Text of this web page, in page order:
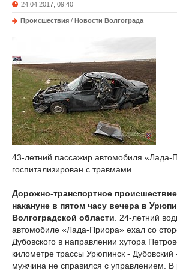
24.04.2017, 09:40
Происшествия / Новости Волгограда
43-летний пассажир автомобиля «Лада-
госпитализирован с травмами.
Дорожно-транспортное
накануне в пятом часу вечера в
Волгоградской области . 24-летний
автомобиле «Лада-Приора» ехал со
Дубовского в направлении хутора
километре трассы Урюпинск - Дубовский
мужчина не справился с управлением. В